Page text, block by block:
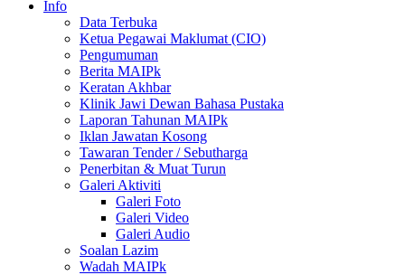
Info
Data Terbuka
Ketua Pegawai Maklumat (CIO)
Pengumuman
Berita MAIPk
Keratan Akhbar
Klinik Jawi Dewan Bahasa Pustaka
Laporan Tahunan MAIPk
Iklan Jawatan Kosong
Tawaran Tender / Sebutharga
Penerbitan & Muat Turun
Galeri Aktiviti
Galeri Foto
Galeri Video
Galeri Audio
Soalan Lazim
Wadah MAIPk